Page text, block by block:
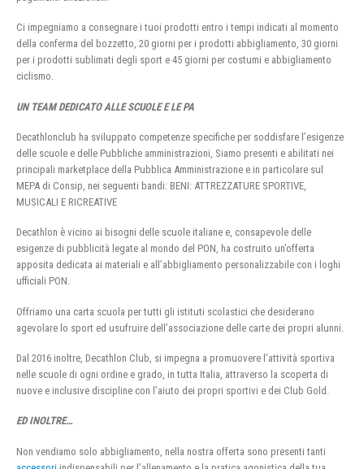
Ci impegniamo a consegnare i tuoi prodotti entro i tempi indicati al momento
della conferma del bozzetto, 20 giorni per i prodotti abbigliamento, 30 giorni
per i prodotti sublimati degli sport e 45 giorni per costumi e abbigliamento
ciclismo.
UN TEAM DEDICATO ALLE SCUOLE E LE PA
Decathlonclub ha sviluppato competenze specifiche per soddisfare l’esigenze
delle scuole e delle Pubbliche amministrazioni, Siamo presenti e abilitati nei
principali marketplace della Pubblica Amministrazione e in particolare sul
MEPA di Consip, nei seguenti bandi: BENI: ATTREZZATURE SPORTIVE,
MUSICALI E RICREATIVE
Decathlon è vicino ai bisogni delle scuole italiane e, consapevole delle
esigenze di pubblicità legate al mondo del PON, ha costruito un’offerta
apposita dedicata ai materiali e all’abbigliamento personalizzabile con i loghi
ufficiali PON.
Offriamo una carta scuola per tutti gli istituti scolastici che desiderano
agevolare lo sport ed usufruire dell’associazione delle carte dei propri alunni.
Dal 2016 inoltre, Decathlon Club, si impegna a promuovere l’attività sportiva
nelle scuole di ogni ordine e grado, in tutta Italia, attraverso la scoperta di
nuove e inclusive discipline con l’aiuto dei propri sportivi e dei Club Gold.
ED INOLTRE…
Non vendiamo solo abbigliamento, nella nostra offerta sono presenti tanti